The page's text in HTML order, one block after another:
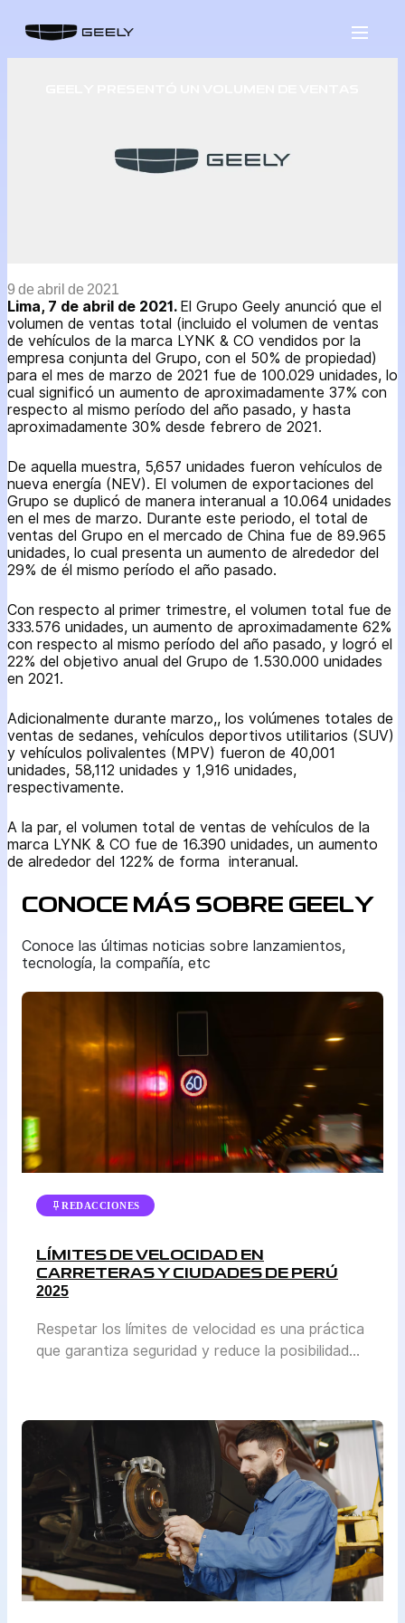
9 de abril de 2021
Lima, 7 de abril de 2021. El Grupo Geely anunció que el
volumen de ventas total (incluido el volumen de ventas
de vehículos de la marca LYNK & CO vendidos por la
empresa conjunta del Grupo, con el 50% de propiedad)
para el mes de marzo de 2021 fue de 100.029 unidades, lo
cual significó un aumento de aproximadamente 37% con
respecto al mismo período del año pasado, y hasta
aproximadamente 30% desde febrero de 2021.
De aquella muestra, 5,657 unidades fueron vehículos de
nueva energía (NEV). El volumen de exportaciones del
Grupo se duplicó de manera interanual a 10.064 unidades
en el mes de marzo. Durante este periodo, el total de
ventas del Grupo en el mercado de China fue de 89.965
unidades, lo cual presenta un aumento de alrededor del
29% de él mismo período el año pasado.
Con respecto al primer trimestre, el volumen total fue de
333.576 unidades, un aumento de aproximadamente 62%
con respecto al mismo período del año pasado, y logró el
22% del objetivo anual del Grupo de 1.530.000 unidades
en 2021.
Adicionalmente durante marzo,, los volúmenes totales de
ventas de sedanes, vehículos deportivos utilitarios (SUV)
y vehículos polivalentes (MPV) fueron de 40,001
unidades, 58,112 unidades y 1,916 unidades,
respectivamente.
A la par, el volumen total de ventas de vehículos de la
marca LYNK & CO fue de 16.390 unidades, un aumento
de alrededor del 122% de forma interanual.
CONOCE MÁS SOBRE GEELY
Conoce las últimas noticias sobre lanzamientos,
tecnología, la compañía, etc
REDACCIONES
LÍMITES DE VELOCIDAD EN
CARRETERAS Y CIUDADES DE PERÚ
2025
Respetar los límites de velocidad es una práctica
que garantiza seguridad y reduce la posibilidad
tránsito en cada región. El Ministerio de
Transportes y Comunicaciones (MTC) y la
Superintendencia de Transporte Terrestre de […]